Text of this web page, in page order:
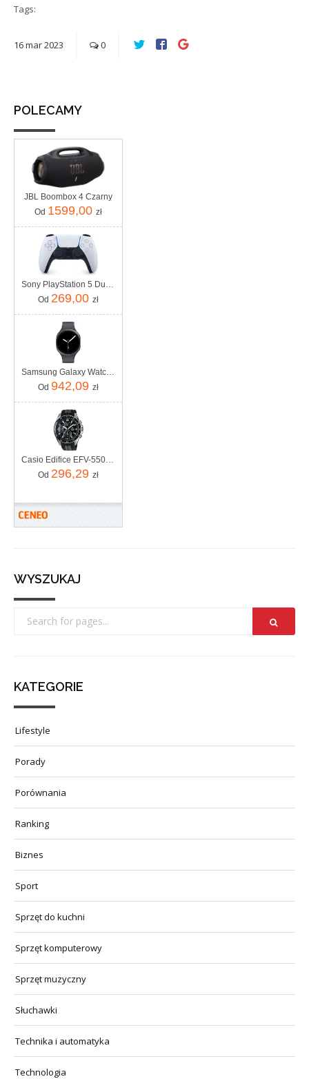
Tags:
16mar2023 0
POLECAMY
JBL Boombox 4 Czarny
Od 1599,00 zł
Od 269,00 zł
Od 942,09 zł
Od 296,29 zł
WYSZUKAJ
KATEGORIE
Lifestyle
Porady
Porównania
Ranking
Biznes
Sport
Sprzęt do kuchni
Sprzęt komputerowy
Sprzęt muzyczny
Słuchawki
Technika i automatyka
Technologia